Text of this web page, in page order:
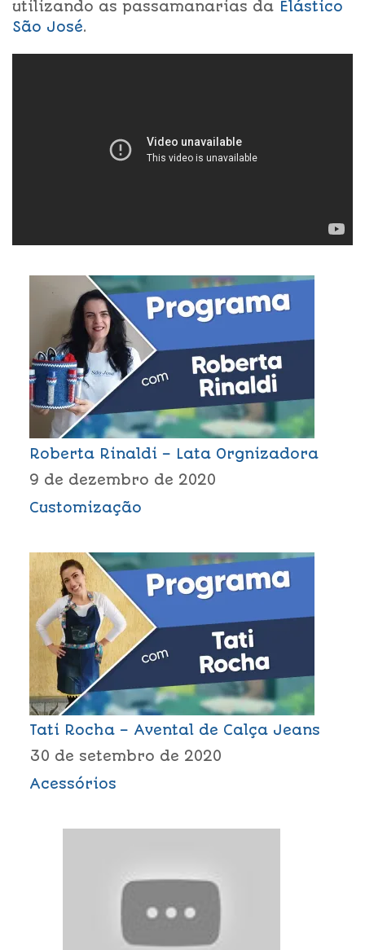
utilizando as passamanarias da Elástico
São José.
Roberta Rinaldi – Lata Orgnizadora
9 de dezembro de 2020
Customização
Tati Rocha – Avental de Calça Jeans
30 de setembro de 2020
Acessórios